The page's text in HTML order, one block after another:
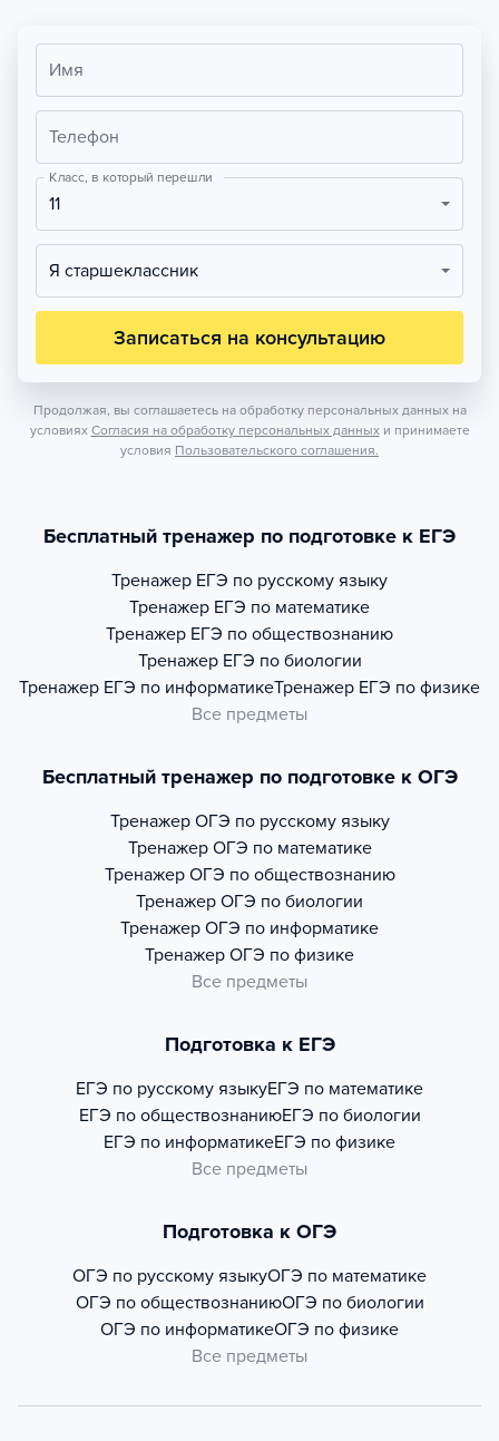
Имя
Телефон
Класс, в который перешли
11
Я старшеклассник
Записаться на консультацию
Продолжая, вы соглашаетесь на обработку персональных данных на
условиях Согласия на обработку персональных данных и принимаете
условия Пользовательского соглашения.
Бесплатный тренажер по подготовке к ЕГЭ
Тренажер ЕГЭ по русскому языку
Тренажер ЕГЭ по математике
Тренажер ЕГЭ по обществознанию
Тренажер ЕГЭ по биологии
Тренажер ЕГЭ по информатикеТренажер ЕГЭ по физике
Все предметы
Бесплатный тренажер по подготовке к ОГЭ
Тренажер ОГЭ по русскому языку
Тренажер ОГЭ по математике
Тренажер ОГЭ по обществознанию
Тренажер ОГЭ по биологии
Тренажер ОГЭ по информатике
Тренажер ОГЭ по физике
Все предметы
Подготовка к ЕГЭ
ЕГЭ по русскому языкуЕГЭ по математике
ЕГЭ по обществознаниюЕГЭ по биологии
ЕГЭ по информатикеЕГЭ по физике
Все предметы
Подготовка к ОГЭ
ОГЭ по русскому языкуОГЭ по математике
ОГЭ по обществознаниюОГЭ по биологии
ОГЭ по информатикеОГЭ по физике
Все предметы